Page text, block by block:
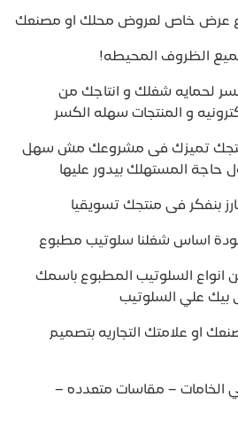
عرض خاص لعروض محلك او مصنعك
الظروف المحيطه!
لحمايه شغلك و انتاجك من
و المنتجات سهله الكسر
تميزك فى مشروعك مش سهل
حاجة المستهلك بيدور عليها
بنفكر فى منتجك تسويقيا
اساس شغلنا سلوتيب مطبوع
انواع السلوتيب المطبوع باسمك
بيك علي السلوتيب
او علامتك التجاريه بتصميم
– مقاسات متعدده –